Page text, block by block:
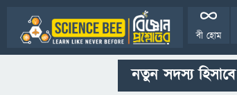
বী হোম
নতুন সদস্য